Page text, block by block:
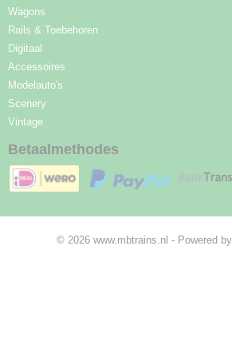
Wagons
Rails & Toebehoren
Digitaal
Accessoires
Modelauto's
Scenery
Vintage
Betaalmethodes
© 2026 www.mbtrains.nl - Powered